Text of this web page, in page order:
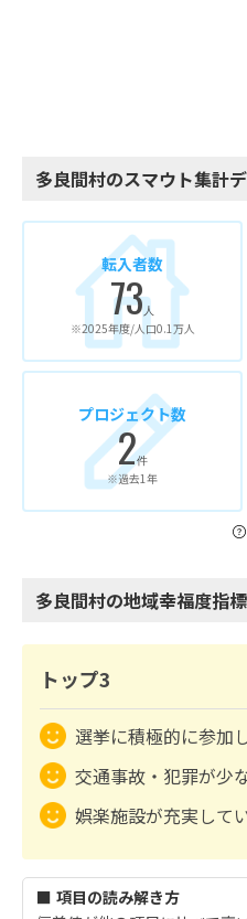
多良間村のスマウト集計
転入者数
73人
※2025年度/人口0.1万人
プロジェクト数
2件
※過去1年
多良間村の地域幸福度指標
トップ3
選挙に積極的に参加
交通事故・犯罪が少
娯楽施設が充実して
■ 項目の読み解き方